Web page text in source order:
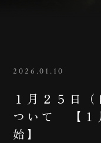
2026.01.10
１月２５日
ついて 【１
始】